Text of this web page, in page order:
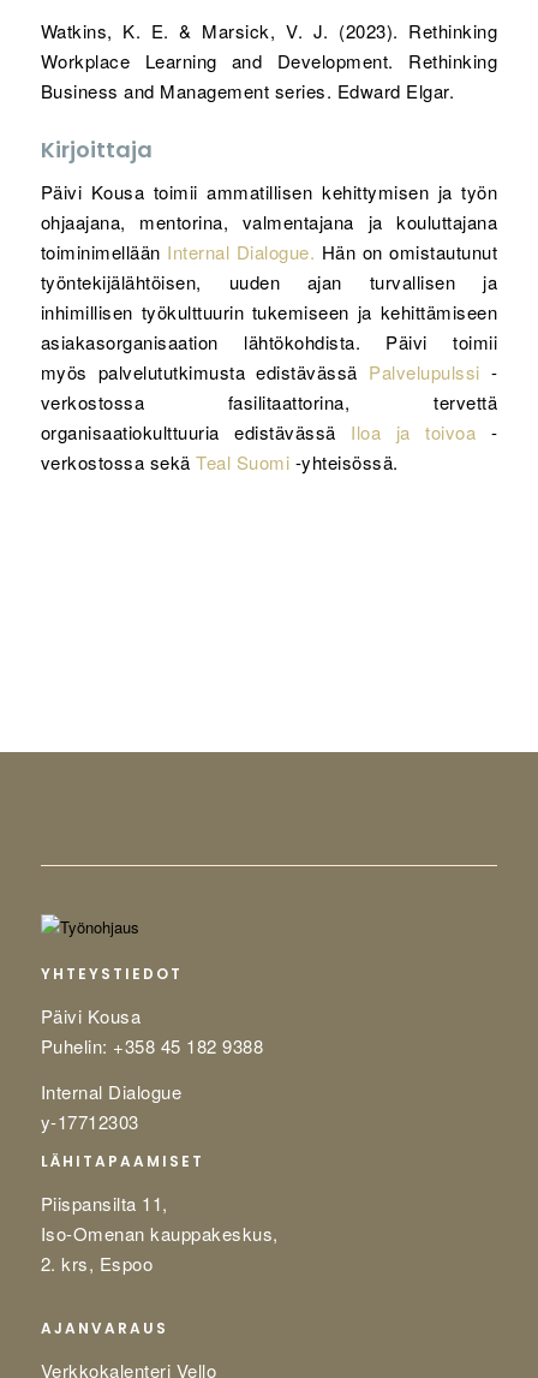
Watkins, K. E. & Marsick, V. J. (2023). Rethinking
Workplace Learning and Development. Rethinking
Business and Management series. Edward Elgar.
Kirjoittaja
Päivi Kousa toimii ammatillisen kehittymisen ja työn
ohjaajana, mentorina, valmentajana ja kouluttajana
toiminimellään Internal Dialogue. Hän on omistautunut
työntekijälähtöisen, uuden ajan turvallisen ja
inhimillisen työkulttuurin tukemiseen ja kehittämiseen
asiakasorganisaation lähtökohdista. Päivi toimii
myös palvelututkimusta edistävässä Palvelupulssi -
verkostossa fasilitaattorina, tervettä
organisaatiokulttuuria edistävässä Iloa ja toivoa -
verkostossa sekäTeal Suomi -yhteisössä.
YHTEYSTIEDOT
Päivi Kousa
Puhelin: +358 45 182 9388
Internal Dialogue
y-17712303
LÄHITAPAAMISET
Piispansilta 11,
Iso-Omenan kauppakeskus,
2. krs, Espoo
AJANVARAUS
Verkkokalenteri Vello